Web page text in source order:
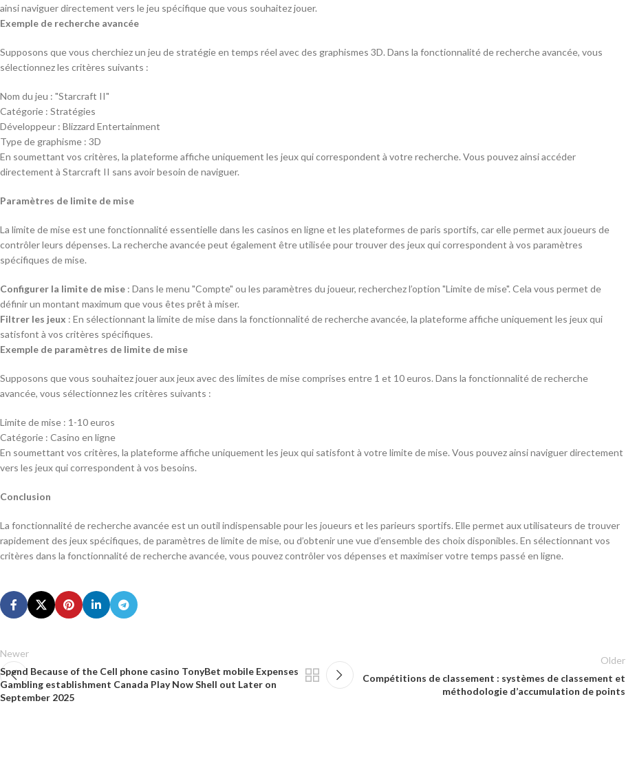
Header overlap
ainsi naviguer directement vers le jeu spécifique que vous souhaitez jouer.
Exemple de recherche avancée
Supposons que vous cherchiez un jeu de stratégie en temps réel avec des graphismes 3D. Dans la fonctionnalité de recherche avancée, vous
sélectionnez les critères suivants :
Nom du jeu : "Starcraft II"
Catégorie : Stratégies
Développeur : Blizzard Entertainment
Type de graphisme : 3D
En soumettant vos critères, la plateforme affiche uniquement les jeux qui correspondent à votre recherche. Vous pouvez ainsi accéder
directement à Starcraft II sans avoir besoin de naviguer.
Paramètres de limite de mise
La limite de mise est une fonctionnalité essentielle dans les casinos en ligne et les plateformes de paris sportifs, car elle permet aux joueurs de
contrôler leurs dépenses. La recherche avancée peut également être utilisée pour trouver des jeux qui correspondent à vos paramètres
spécifiques de mise.
Configurer la limite de mise : Dans le menu "Compte" ou les paramètres du joueur, recherchez l’option "Limite de mise". Cela vous permet de
définir un montant maximum que vous êtes prêt à miser.
Filtrer les jeux : En sélectionnant la limite de mise dans la fonctionnalité de recherche avancée, la plateforme affiche uniquement les jeux qui
satisfont à vos critères spécifiques.
Exemple de paramètres de limite de mise
Supposons que vous souhaitez jouer aux jeux avec des limites de mise comprises entre 1 et 10 euros. Dans la fonctionnalité de recherche
avancée, vous sélectionnez les critères suivants :
Limite de mise : 1-10 euros
Catégorie : Casino en ligne
En soumettant vos critères, la plateforme affiche uniquement les jeux qui satisfont à votre limite de mise. Vous pouvez ainsi naviguer directement
vers les jeux qui correspondent à vos besoins.
Conclusion
La fonctionnalité de recherche avancée est un outil indispensable pour les joueurs et les parieurs sportifs. Elle permet aux utilisateurs de trouver
rapidement des jeux spécifiques, de paramètres de limite de mise, ou d’obtenir une vue d’ensemble des choix disponibles. En sélectionnant vos
critères dans la fonctionnalité de recherche avancée, vous pouvez contrôler vos dépenses et maximiser votre temps passé en ligne.
Newer
Spend Because of the Cell phone casino TonyBet mobile Expenses
Gambling establishment Canada Play Now Shell out Later on
September 2025
Older
Compétitions de classement : systèmes de classement et
méthodologie d’accumulation de points